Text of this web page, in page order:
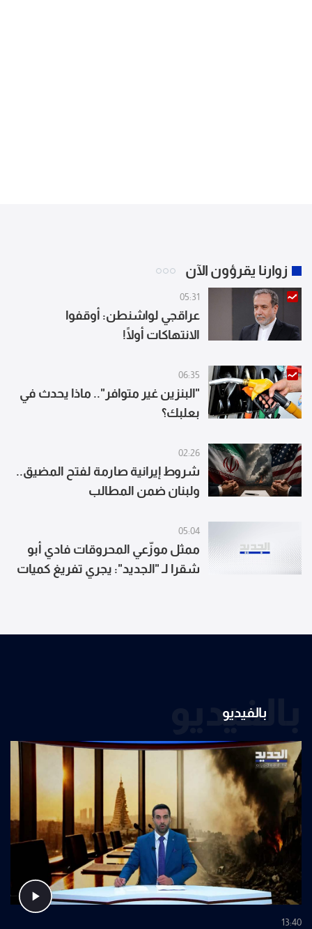
زوارنا يقرؤون الآن
05:31
عراقجي لواشنطن: أوقفوا
الانتهاكات أولًا!
06:35
"البنزين غير متوافر".. ماذا يحدث في
بعلبك؟
02:26
شروط إيرانية صارمة لفتح المضيق..
ولبنان ضمن المطالب
05:04
ممثل موزّعي المحروقات فادي أبو
شقرا لـ "الجديد": يجري تفريغ كميات
بالفيديو
بالفيديو
13:40